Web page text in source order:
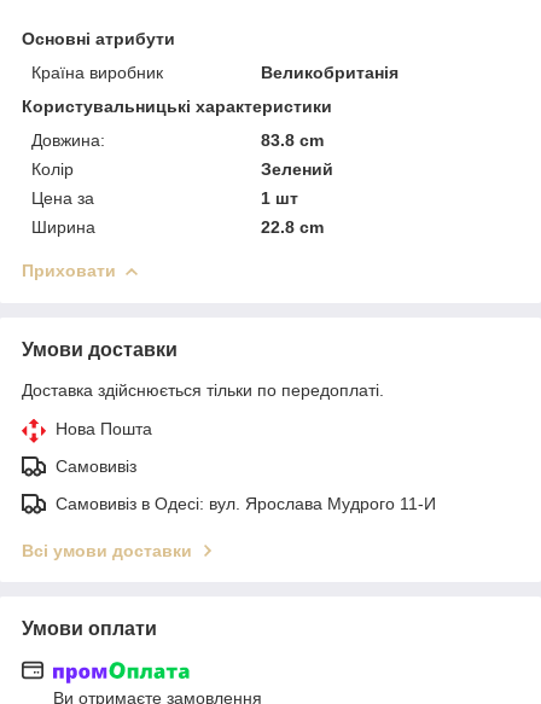
Основні атрибути
Країна виробник
Великобританія
Користувальницькі характеристики
Довжина:
83.8 cm
Колір
Зелений
Цена за
1 шт
Ширина
22.8 cm
Приховати
Умови доставки
Доставка здійснюється тільки по передоплаті.
Нова Пошта
Самовивіз
Самовивіз в Одесі: вул. Ярослава Мудрого 11-И
Всі умови доставки
Умови оплати
Ви отримаєте замовлення